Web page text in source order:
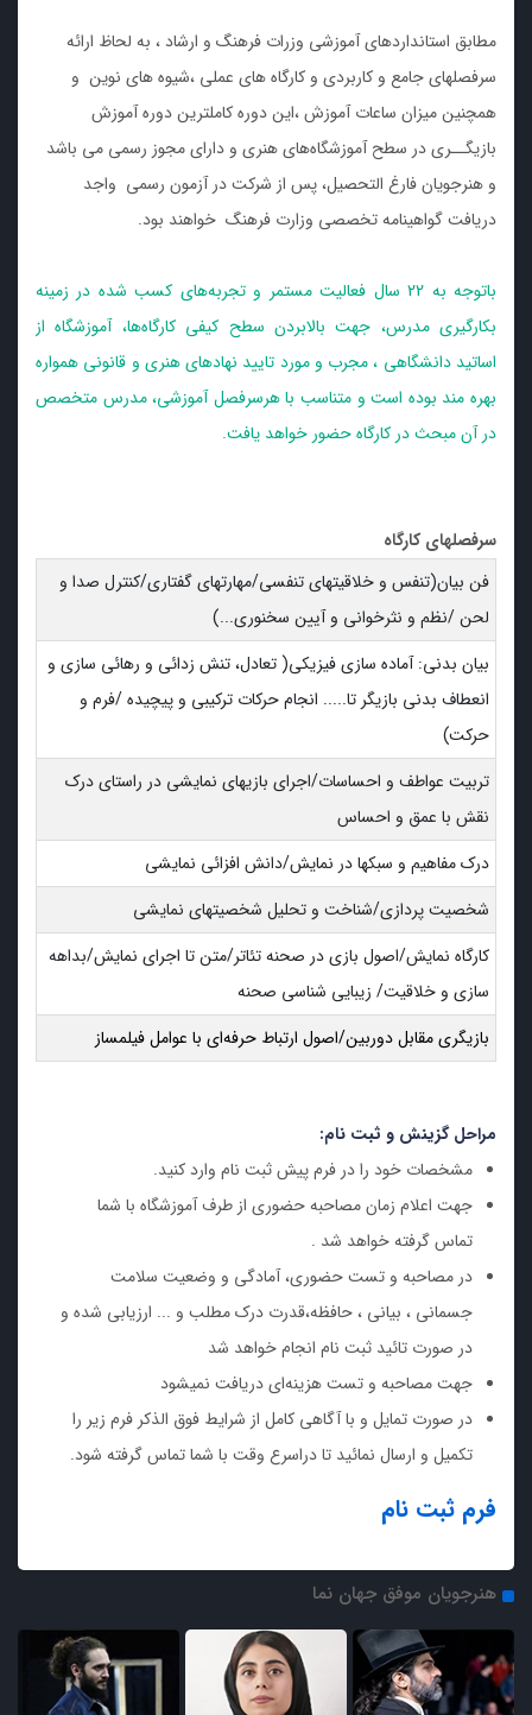
مطابق استانداردهای آموزشی وزرات فرهنگ و ارشاد ، به لحاظ ارائه
سرفصلهای جامع و کاربردی و کارگاه های عملی ،شیوه های نوین و
همچنین میزان ساعات آموزش ،این دوره کاملترین دوره آموزش
بازیگــری در سطح آموزشگاه‌های هنری و دارای مجوز رسمی می باشد
و هنرجویان فارغ التحصیل، پس از شرکت در آزمون رسمی واجد
دریافت گواهینامه تخصصی وزارت فرهنگ خواهند بود.
باتوجه به 22 سال فعالیت مستمر و تجربه‌های کسب شده در زمینه
بکارگیری مدرس، جهت بالابردن سطح کیفی کارگاه‌ها، آموزشگاه از
اساتید دانشگاهی ، مجرب و مورد تایید نهادهای هنری و قانونی همواره
بهره مند بوده است و متناسب با هرسرفصل آموزشی، مدرس متخصص
در آن مبحث در کارگاه حضور خواهد یافت.
سرفصلهای کارگاه
فن بیان(تنفس و خلاقیتهای تنفسی/مهارتهای گفتاری/کنترل صدا و
لحن /نظم و نثرخوانی و آیین سخنوری...)
بیان بدنی: آماده سازی فیزیکی( تعادل، تنش زدائی و رهائی سازی و
انعطاف بدنی بازیگر تا..... انجام حرکات ترکیبی و پیچیده /فرم و
حرکت)
تربیت عواطف و احساسات/اجرای بازیهای نمایشی در راستای درک
نقش با عمق و احساس
درک مفاهیم و سبکها در نمایش/دانش افزائی نمایشی
شخصیت پردازی/شناخت و تحلیل شخصیتهای نمایشی
کارگاه نمایش/اصول بازی در صحنه تئاتر/متن تا اجرای نمایش/بداهه
سازی و خلاقیت/ زیبایی شناسی صحنه
بازیگری مقابل دوربین/اصول ارتباط حرفه‌ای با عوامل فیلمساز
مراحل گزینش و ثبت نام:
مشخصات خود را در فرم پیش ثبت نام وارد کنید.
جهت اعلام زمان مصاحبه حضوری از طرف آموزشگاه با شما
تماس گرفته خواهد شد .
در مصاحبه و تست حضوری، آمادگی و وضعیت سلامت
جسمانی ، بیانی ، حافظه،قدرت درک مطلب و ... ارزیابی شده و
در صورت تائید ثبت نام انجام خواهد شد
جهت مصاحبه و تست هزینه‌ای دریافت نمیشود
در صورت تمایل و با آگاهی کامل از شرایط فوق الذکر فرم زیر را
تکمیل و ارسال نمائید تا دراسرع وقت با شما تماس گرفته شود.
فرم ثبت نام
هنرجویان موفق جهان نما